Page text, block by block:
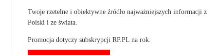
Twoje rzetelne i obiektywne źródło najważniejszych informacji z
Polski i ze świata.
Promocja dotyczy subskrypcji RP.PL na rok.